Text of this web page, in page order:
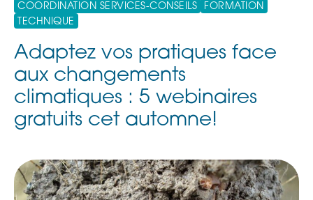
COORDINATION SERVICES-CONSEILS
FORMATION
TECHNIQUE
Adaptez vos pratiques face
aux changements
climatiques : 5 webinaires
gratuits cet automne!